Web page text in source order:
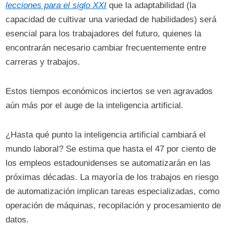
lecciones para el siglo XXI que la adaptabilidad (la
capacidad de cultivar una variedad de habilidades) será
esencial para los trabajadores del futuro, quienes la
encontrarán necesario cambiar frecuentemente entre
carreras y trabajos.
Estos tiempos económicos inciertos se ven agravados
aún más por el auge de la inteligencia artificial.
¿Hasta qué punto la inteligencia artificial cambiará el
mundo laboral? Se estima que hasta el 47 por ciento de
los empleos estadounidenses se automatizarán en las
próximas décadas. La mayoría de los trabajos en riesgo
de automatización implican tareas especializadas, como
operación de máquinas, recopilación y procesamiento de
datos.